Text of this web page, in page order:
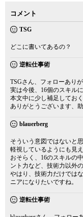
コメント
TSG
どこに書いてあるの？
逆転仕事術
TSGさん、フォローあり
実は今後、16個のスキル
本文中に少し補足してお
ありがとうございます、
blauerberg
そういう意図ではないと
軽視しているようにも見
おそらく、16のスキルの
ント力など、技術力以外
やはり、技術力だけでは
ニアになりたいですね。
逆転仕事術